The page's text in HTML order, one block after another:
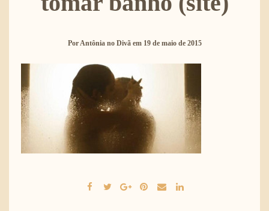
PorAntônia no Divã em 19 de maio de 2015